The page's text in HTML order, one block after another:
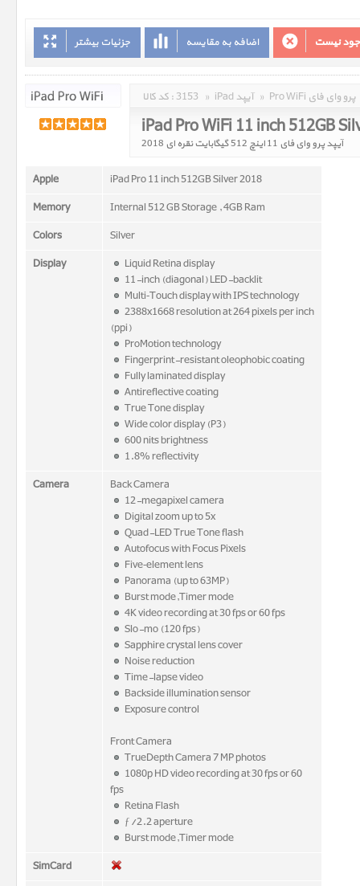
جزئیات بیشتر اضافه به مقایسه نیست
کد کالا : 3153 » iPad آیپد » Pro WiFi پرو وای فای
iPad Pro WiFi 11 inch 512GB
آیپد پرو وای فای 11 اينچ 512 گيگابايت نقره ای 2018
Apple
iPad Pro 11 inch 512GB Silver 2018
Memory
Internal 512 GB Storage , 4GB Ram
Colors
Silver
Display
Liquid Retina display
11-inch (diagonal) LED-backlit
Multi‑Touch display with IPS technology
2388x1668 resolution at 264 pixels per inch
(ppi)
ProMotion technology
Fingerprint-resistant oleophobic coating
Fully laminated display
Antireflective coating
True Tone display
Wide color display (P3)
600 nits brightness
1.8% reflectivity
Camera
Back Camera
12-megapixel camera
Digital zoom up to 5x
Quad-LED True Tone flash
Autofocus with Focus Pixels
Five‑element lens
Panorama (up to 63MP)
Burst mode,Timer mode
4K video recording at 30 fps or 60 fps
Slo-mo (120 fps)
Sapphire crystal lens cover
Noise reduction
Time-lapse video
Backside illumination sensor
Exposure control
Front Camera
TrueDepth Camera 7 MP photos
1080p HD video recording at 30 fps or 60
fps
Retina Flash
ƒ/2.2 aperture
Burst mode,Timer mode
SimCard